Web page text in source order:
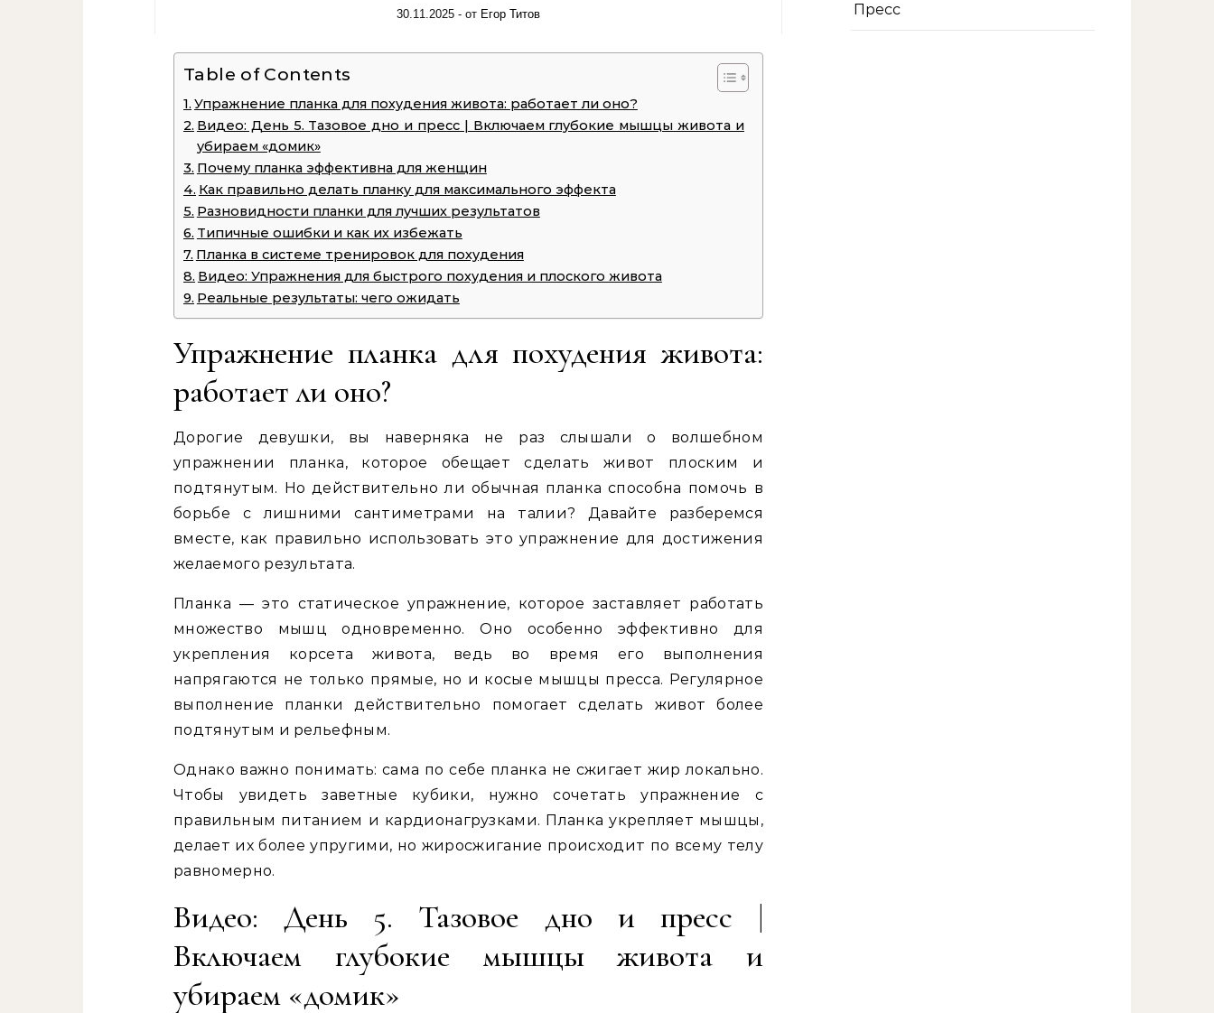
30.11.2025 - от Егор Титов
Table of Contents
Упражнение планка для похудения живота: работает ли оно?
Видео: День 5. Тазовое дно и пресс | Включаем глубокие мышцы живота и
убираем «домик»
Почему планка эффективна для женщин
Как правильно делать планку для максимального эффекта
Разновидности планки для лучших результатов
Типичные ошибки и как их избежать
Планка в системе тренировок для похудения
Видео: Упражнения для быстрого похудения и плоского живота
Реальные результаты: чего ожидать
Упражнение планка для похудения живота:
работает ли оно?
Дорогие девушки, вы наверняка не раз слышали о волшебном
упражнении планка, которое обещает сделать живот плоским и
подтянутым. Но действительно ли обычная планка способна помочь в
борьбе с лишними сантиметрами на талии? Давайте разберемся
вместе, как правильно использовать это упражнение для достижения
желаемого результата.
Планка — это статическое упражнение, которое заставляет работать
множество мышц одновременно. Оно особенно эффективно для
укрепления корсета живота, ведь во время его выполнения
напрягаются не только прямые, но и косые мышцы пресса. Регулярное
выполнение планки действительно помогает сделать живот более
подтянутым и рельефным.
Однако важно понимать: сама по себе планка не сжигает жир локально.
Чтобы увидеть заветные кубики, нужно сочетать упражнение с
правильным питанием и кардионагрузками. Планка укрепляет мышцы,
делает их более упругими, но жиросжигание происходит по всему телу
равномерно.
Видео: День 5. Тазовое дно и пресс |
Включаем глубокие мышцы живота и
убираем «домик»
Пресс